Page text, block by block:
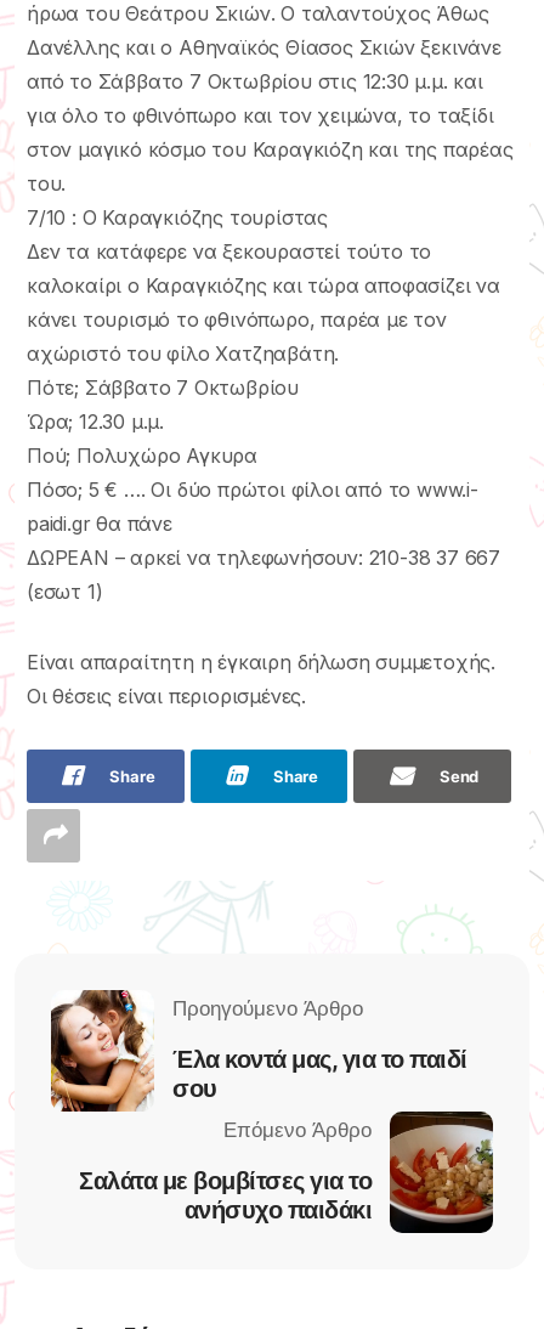
ήρωα του Θεάτρου Σκιών. Ο ταλαντούχος Άθως
Δανέλλης και ο Αθηναϊκός Θίασος Σκιών ξεκινάνε
από το Σάββατο 7 Οκτωβρίου στις 12:30 μ.μ. και
για όλο το φθινόπωρο και τον χειμώνα, το ταξίδι
στον μαγικό κόσμο του Καραγκιόζη και της παρέας
του.
7/10 : Ο Καραγκιόζης τουρίστας
Δεν τα κατάφερε να ξεκουραστεί τούτο το
καλοκαίρι ο Καραγκιόζης και τώρα αποφασίζει να
κάνει τουρισμό το φθινόπωρο, παρέα με τον
αχώριστό του φίλο Χατζηαβάτη.
Πότε; Σάββατο 7 Οκτωβρίου
Ώρα; 12.30 μ.μ.
Πού; Πολυχώρο Αγκυρα
Πόσο; 5 € …. Οι δύο πρώτοι φίλοι από το www.i-
paidi.gr θα πάνε
ΔΩΡΕΑΝ – αρκεί να τηλεφωνήσουν: 210-38 37 667
(εσωτ 1)
Είναι απαραίτητη η έγκαιρη δήλωση συμμετοχής.
Οι θέσεις είναι περιορισμένες.
Share Share Send
Έλα κοντά μας, για το παιδί
σου
Σαλάτα με βομβίτσες για το
ανήσυχο παιδάκι